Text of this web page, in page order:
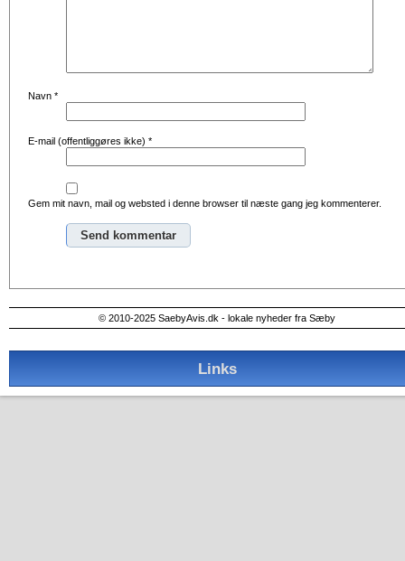
Navn *
E-mail (offentliggøres ikke) *
Gem mit navn, mail og websted i denne browser til næste gang jeg kommenterer.
© 2010-2025 SaebyAvis.dk - lokale nyheder fra Sæby
Links